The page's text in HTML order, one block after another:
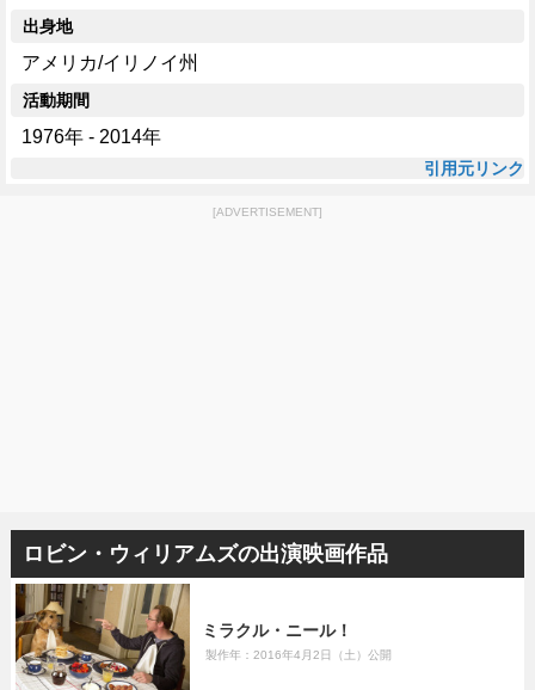
出身地
アメリカ/イリノイ州
活動期間
1976年 - 2014年
引用元リンク
[ADVERTISEMENT]
ロビン・ウィリアムズの出演映画作品
ミラクル・ニール！
製作年：2016年4月2日（土）公開